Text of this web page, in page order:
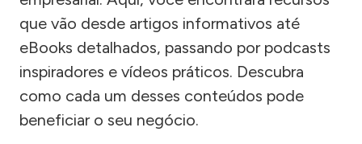
que vão desde artigos informativos até
eBooks detalhados, passando por podcasts
inspiradores e vídeos práticos. Descubra
como cada um desses conteúdos pode
beneficiar o seu negócio.